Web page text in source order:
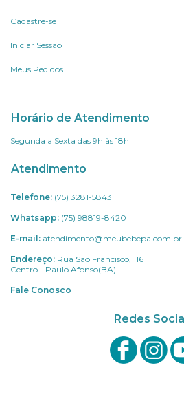
Cadastre-se
Iniciar Sessão
Meus Pedidos
Horário de Atendimento
Segunda a Sexta das 9h às 18h
Atendimento
Telefone: (75) 3281-5843
Whatsapp: (75) 98819-8420
E-mail: atendimento@meubebepa.com.br
Endereço: Rua São Francisco, 116
Centro - Paulo Afonso(BA)
Fale Conosco
Redes